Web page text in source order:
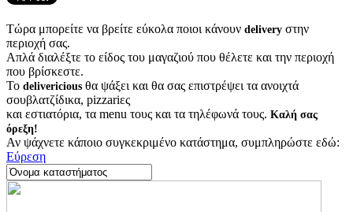
Τώρα μπορείτε να βρείτε εύκολα ποιοι κάνουν delivery στην
περιοχή σας.
Απλά διαλέξτε το είδος του μαγαζιού που θέλετε και την περιοχή
που βρίσκεστε.
Το delivericious θα ψάξει και θα σας επιστρέψει τα ανοιχτά
σουβλατζίδικα, pizzariες
και εστιατόρια, τα menu τους και τα τηλέφωνά τους. Καλή σας
όρεξη!
Αν ψάχνετε κάποιο συγκεκριμένο κατάστημα, συμπληρώστε εδώ:
Εύρεση